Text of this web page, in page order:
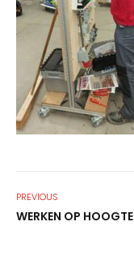
PREVIOUS
WERKEN OP HOOGTE